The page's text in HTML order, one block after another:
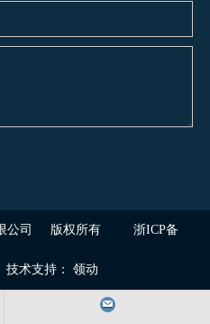
限公司 版权所有 浙ICP备
技术支持： 领动